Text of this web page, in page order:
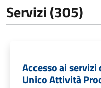
Servizi (305)
Accesso ai
Unico Attività